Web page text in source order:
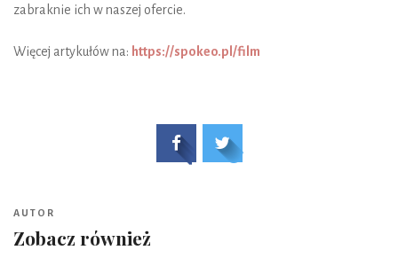
zabraknie ich w naszej ofercie.
Więcej artykułów na: https://spokeo.pl/film
AUTOR
Zobacz również